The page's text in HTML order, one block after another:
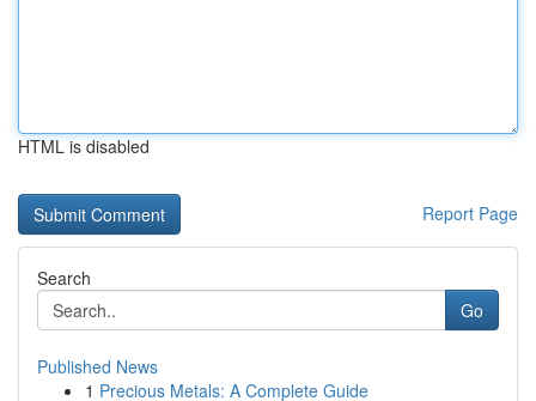
HTML is disabled
Report Page
Search
Go
Published News
1 Precious Metals: A Complete Guide